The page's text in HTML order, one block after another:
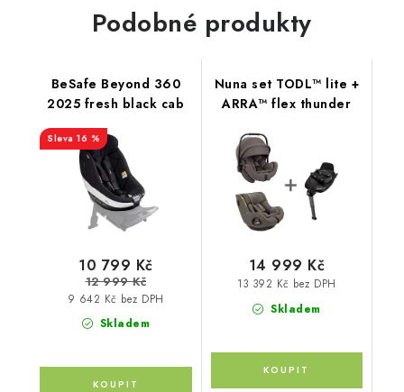
Podobné produkty
BeSafe Beyond 360
2025 fresh black cab
16 %
Skladem
9 642 Kč bez DPH
10 799 Kč
12 999 Kč
Nuna set TODL™ lite +
ARRA™ flex thunder
Skladem
13 392 Kč bez DPH
14 999 Kč